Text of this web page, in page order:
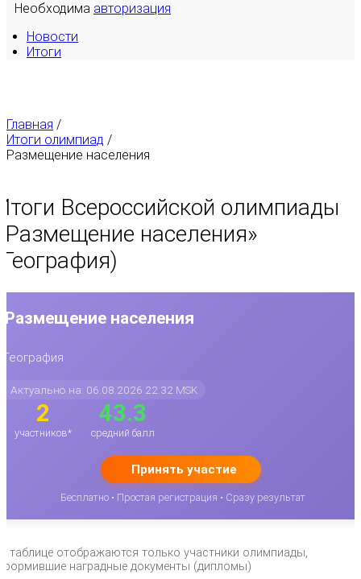
Необходима авторизация
Новости
Итоги
Главная /
Итоги олимпиад /
Размещение населения
Всероссийской олимпиады
Размещение населения»
Размещение населения
География
Актуально на: 06.08.2026 22:32 MSK
2
участников*
43.3
средний балл
Принять участие
Бесплатно • Простая регистрация • Сразу результат
таблице отображаются только участники олимпиады,
наградные документы (дипломы)